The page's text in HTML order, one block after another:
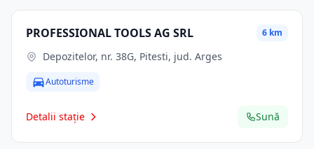
PROFESSIONAL TOOLS AG SRL 6 km
Depozitelor, nr. 38G, Pitesti, jud. Arges
Autoturisme
Detalii stație Sună